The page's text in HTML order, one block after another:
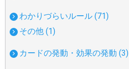
わかりづらいルール (71)
その他 (1)
カードの発動・効果の発動 (3)